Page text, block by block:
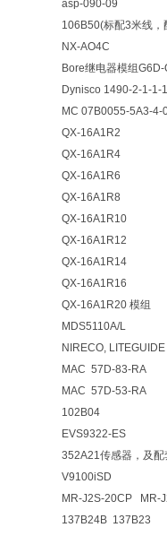
asp-090-09
106B50(标配3米线
NX-AO4C
Bore继电器模组
Dynisco 1490-2-1-
MC 07B0055-5A3-
QX-16A1R2
QX-16A1R4
QX-16A1R6
QX-16A1R8
QX-16A1R10
QX-16A1R12
QX-16A1R14
QX-16A1R16
QX-16A1R20 模组
MDS5110A/L
NIRECO,
MAC 57D-83-RA
MAC 57D-53-RA
102B04
EVS9322-ES
352A21传感器，及
V9100iSD
MR-J2S-20CP MR-
137B24B 137B23